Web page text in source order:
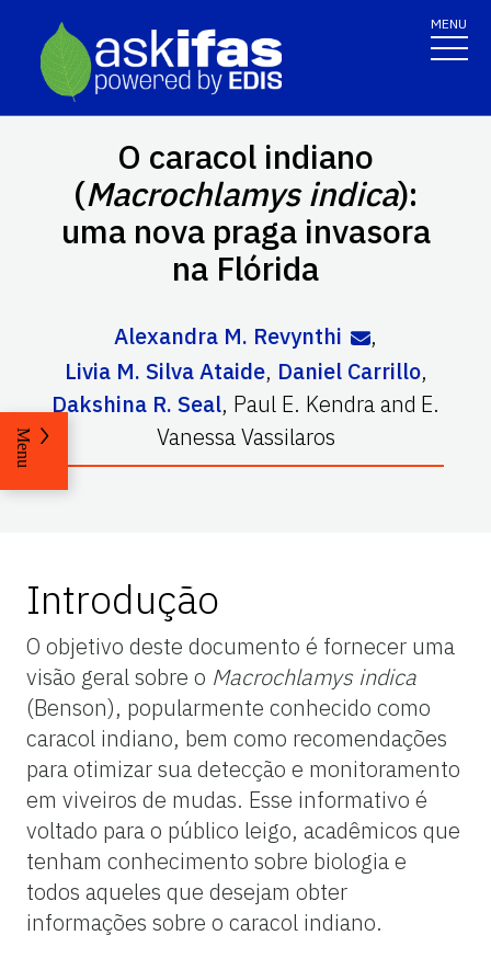
MENU
O caracol indiano
(Macrochlamys indica):
uma nova praga invasora
na Flórida
Alexandra M. Revynthi
,
Livia M. Silva Ataide, Daniel Carrillo,
Dakshina R. Seal, Paul E. Kendraand E.
Vanessa Vassilaros
Menu
Introdução
O objetivo deste documento é fornecer uma
visão geral sobre o Macrochlamys indica
(Benson), popularmente conhecido como
caracol indiano, bem como recomendações
para otimizar sua detecção e monitoramento
em viveiros de mudas. Esse informativo é
voltado para o público leigo, acadêmicos que
tenham conhecimento sobre biologia e
todos aqueles que desejam obter
informações sobre o caracol indiano.